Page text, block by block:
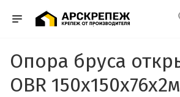
Опора бруса
OBR